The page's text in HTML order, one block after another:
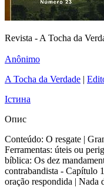
Revista - A Tocha da
Anônimo
A Tocha da Verdade |
Істина
Опис
Conteúdo: O resgate |
Ferramentas: úteis ou
bíblica: Os dez
contrabandista - Capítulo
oração respondida | Nada